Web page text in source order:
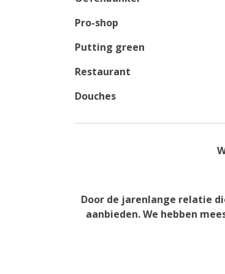
Pro-shop
Putting green
Restaurant
Douches
Door de jarenlange relatie
aanbieden. We hebben